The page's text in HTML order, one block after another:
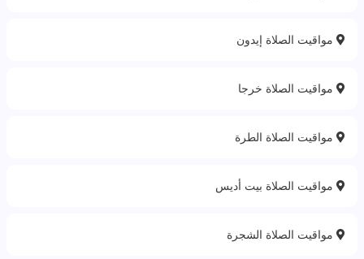
مواقيت الصلاة إيدون
مواقيت الصلاة خرجا
مواقيت الصلاة الطرة
مواقيت الصلاة بيت أديس
مواقيت الصلاة الشجرة